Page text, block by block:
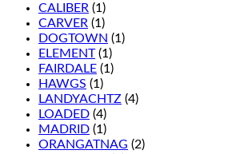
CALIBER (1)
CARVER (1)
DOGTOWN (1)
ELEMENT (1)
FAIRDALE (1)
HAWGS (1)
LANDYACHTZ (4)
LOADED (4)
MADRID (1)
ORANGATNAG (2)